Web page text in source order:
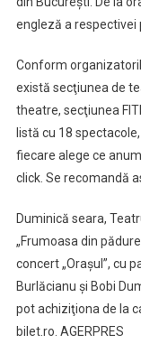
engleză a respectivei
Conform
există secţiunea de
theatre, secţiunea
listă cu 18
fiecare alege ce
click. Se recomandă
Duminică seara,
„Frumoasa din
concert „Oraşul”, cu
Burlăcianu şi Bobi
pot achiziţiona de la
bilet.ro. AGERPRES